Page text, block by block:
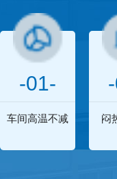
-01-
车间高温不减 闷